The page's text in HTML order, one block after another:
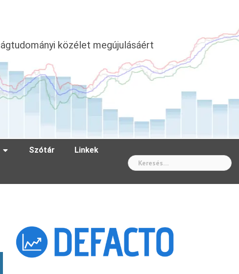
közélet megújulásáért
Szótár Linkek